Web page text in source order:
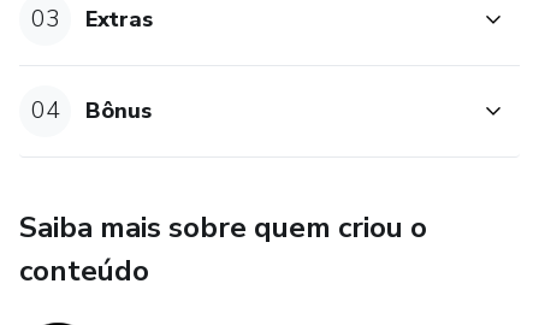
03 Extras
04 Bônus
Saiba mais sobre quem criou o
conteúdo